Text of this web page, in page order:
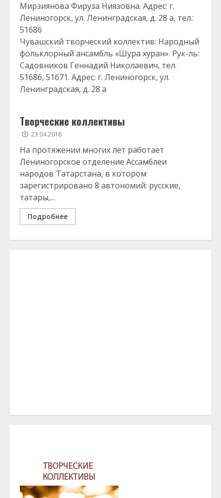
Мирзиянова Фируза Ниязовна. Адрес: г.
Лениногорск, ул. Ленинградская, д. 28 а, тел.:
51686
Чувашский творческий коллектив: Народный
фольклорный ансамбль «Шура хуран». Рук-ль:
Садовников Геннадий Николаевич, тел.
51686, 51671. Адрес: г. Лениногорск, ул.
Ленинградская, д. 28 а
Творческие коллективы
23.04.2018
На протяжении многих лет работает
Лениногорское отделение Ассамблеи
народов Татарстана, в котором
зарегистрировано 8 автономий: русские,
татары,...
Подробнее